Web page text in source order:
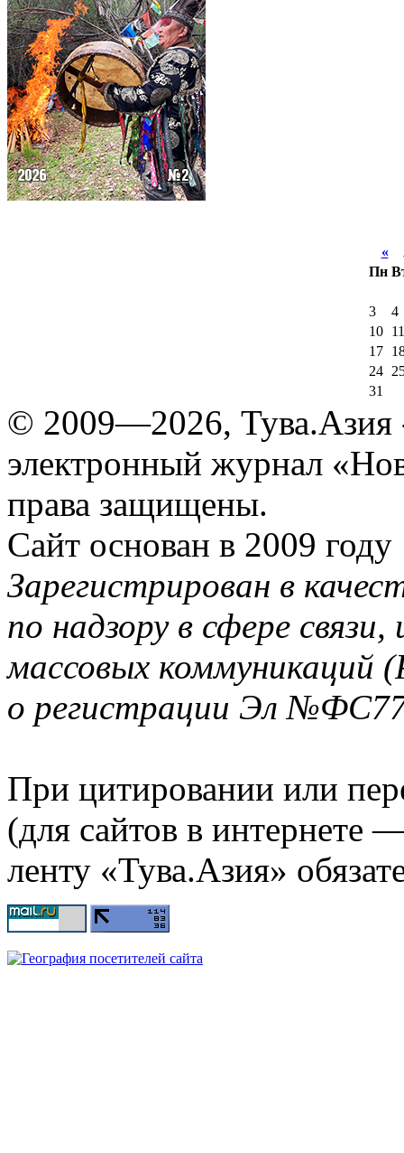
«
Пн
3
4
10
11
17
24
31
© 2009—2026, Тува.Азия
электронный журнал
права защищены.
Сайт основан в 2009 году
Зарегистрирован в
по надзору в сфере
массовых коммуникаций
о регистрации Эл
При цитировании или
(для сайтов в интернете
ленту «Тува.Азия»